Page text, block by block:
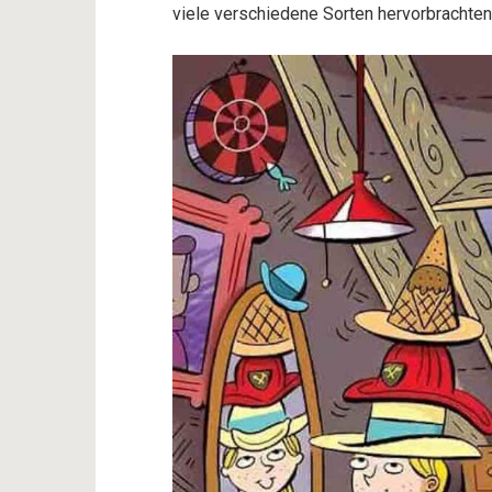
viele verschiedene Sorten